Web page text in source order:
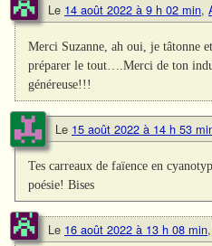
Le 14 août 2022 à 9 h 02 min,
Merci Suzanne, ah oui, je tâtonne
préparer le tout….Merci de ton
généreuse!!!
Le 15 août 2022 à 14 h 53
Tes carreaux de faïence en
poésie! Bises
Le 16 août 2022 à 13 h 08 min,